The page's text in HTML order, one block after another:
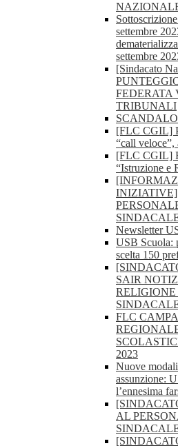
settembre
settembre
[Sindacato
FEDERATA
TRIBUNALI
[FLC CGIL]
“call veloce”,
[FLC CGIL]
“Istruzione e
Newsletter
USB Scuola:
scelta 150
SAIR
FLC
2023
Nuove
assunzione:
l’ennesima
AL